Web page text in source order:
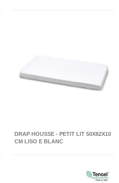
DRAP HOUSSE - PETIT LIT 50X82X10
CM LISO E BLANC